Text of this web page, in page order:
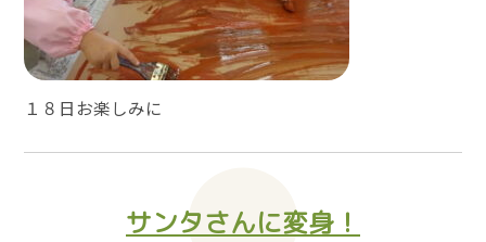
１８日お楽しみに
サンタさんに変身！